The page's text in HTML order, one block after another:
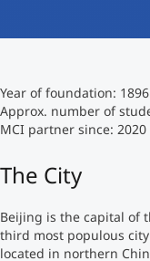
Micro Degrees
Micro
Masterclasses
Management-
Year of foundation: 1896
Approx. number of
MCI partner since: 2020
The City
Beijing is the capital of
third most populous
located in northern